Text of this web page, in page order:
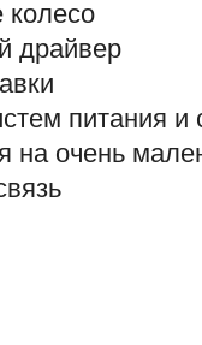
колесо
драйвер
питания и
на очень